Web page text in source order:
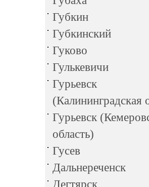
Губкин
Губкинский
Гуково
Гулькевичи
Гурьевск
(Калининградская
Гурьевск
область)
Гусев
Дальнереченск
Дегтярск